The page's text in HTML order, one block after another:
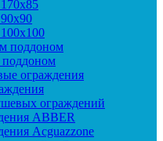
поддоном
ограждения
ограждений
ABBER
Acguazzone